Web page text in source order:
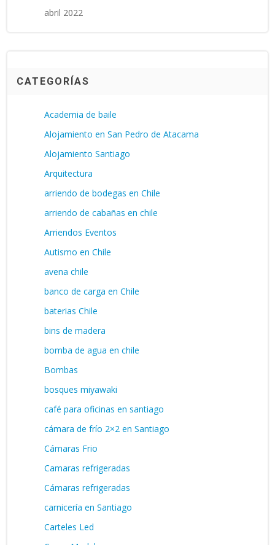
abril 2022
CATEGORÍAS
Academia de baile
Alojamiento en San Pedro de Atacama
Alojamiento Santiago
Arquitectura
arriendo de bodegas en Chile
arriendo de cabañas en chile
Arriendos Eventos
Autismo en Chile
avena chile
banco de carga en Chile
baterias Chile
bins de madera
bomba de agua en chile
Bombas
bosques miyawaki
café para oficinas en santiago
cámara de frío 2×2 en Santiago
Cámaras Frio
Camaras refrigeradas
Cámaras refrigeradas
carnicería en Santiago
Carteles Led